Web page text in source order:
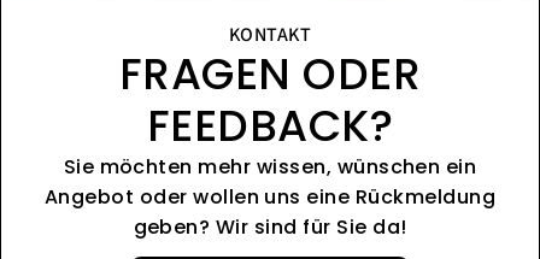
KONTAKT
FRAGEN ODER
FEEDBACK?
Sie möchten mehr wissen, wünschen ein
Angebot oder wollen uns eine Rückmeldung
geben? Wir sind für Sie da!